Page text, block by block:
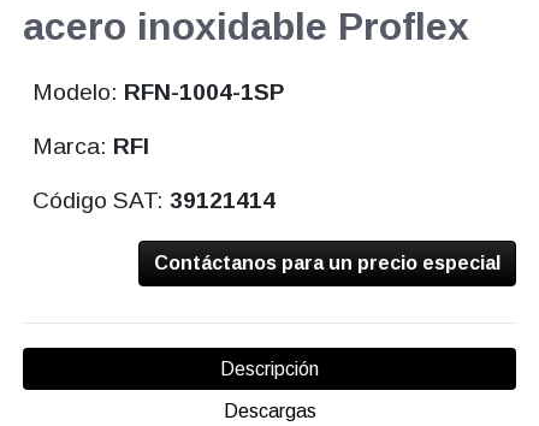
acero inoxidable Proflex
Modelo: RFN-1004-1SP
Marca: RFI
Código SAT:39121414
Contáctanos para un precio especial
Descripción
Descargas